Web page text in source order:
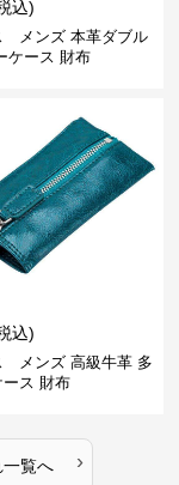
込)
メンズ 本革ダブル
ケース 財布
込)
メンズ 高級牛革 多
ス 財布
一覧へ ›